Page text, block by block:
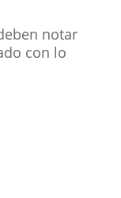
notar
con lo